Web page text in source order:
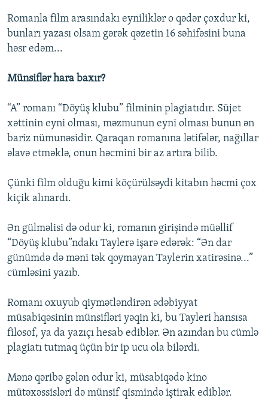
Romanla film arasındakı eyniliklər o qədər çoxdur ki,
bunları yazası olsam gərək qəzetin 16 səhifəsini buna
həsr edəm...
Münsiflər hara baxır?
“A” romanı “Döyüş klubu” filminin plagiatıdır. Süjet
xəttinin eyni olması, məzmunun eyni olması bunun ən
bariz nümunəsidir. Qaraqan romanına lətifələr, nağıllar
əlavə etməklə, onun həcmini bir az artıra bilib.
Çünki film olduğu kimi köçürülsəydi kitabın həcmi çox
kiçik alınardı.
Ən gülməlisi də odur ki, romanın girişində müəllif
“Döyüş klubu”ndakı Taylerə işarə edərək: “Ən dar
günümdə də məni tək qoymayan Taylerin xatirəsinə...”
cümləsini yazıb.
Romanı oxuyub qiymətləndirən ədəbiyyat
müsabiqəsinin münsifləri yəqin ki, bu Tayleri hansısa
filosof, ya da yazıçı hesab ediblər. Ən azından bu cümlə
plagiatı tutmaq üçün bir ip ucu ola bilərdi.
Mənə qəribə gələn odur ki, müsabiqədə kino
mütəxəssisləri də münsif qismində iştirak ediblər.